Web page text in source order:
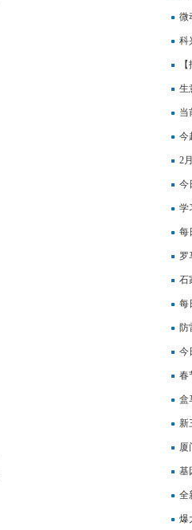
备
微
科
美
生
当
期
今
焦
2
今
股
学
营
每
罗
完
石
炉
每
防
今
数
春
盒
新
至
厦
会
基
全
万
爆